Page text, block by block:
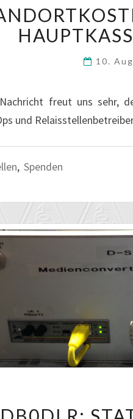
10.
freut uns sehr,
und
, Spenden